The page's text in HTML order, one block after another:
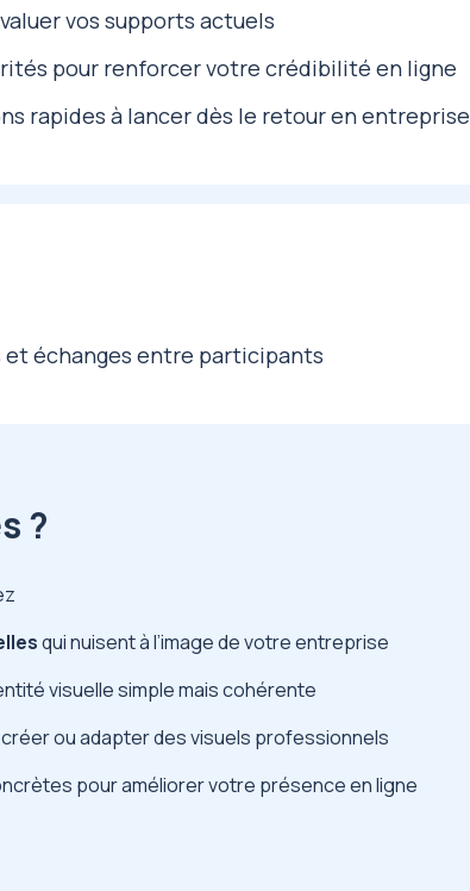
vos supports actuels
pour renforcer votre crédibilité en ligne
rapides à lancer dès le retour en entreprise
et échanges entre participants
?
qui nuisent à l’image de votre entreprise
visuelle simple mais cohérente
ou adapter des visuels professionnels
pour améliorer votre présence en ligne